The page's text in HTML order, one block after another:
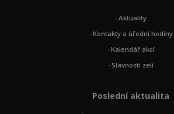
Aktuality
Kontakty a úřední hodiny
Kalendář akcí
Slavnosti zelí
Poslední aktualita